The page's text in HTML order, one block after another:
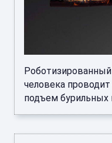
человека проводит
подъем бурильных